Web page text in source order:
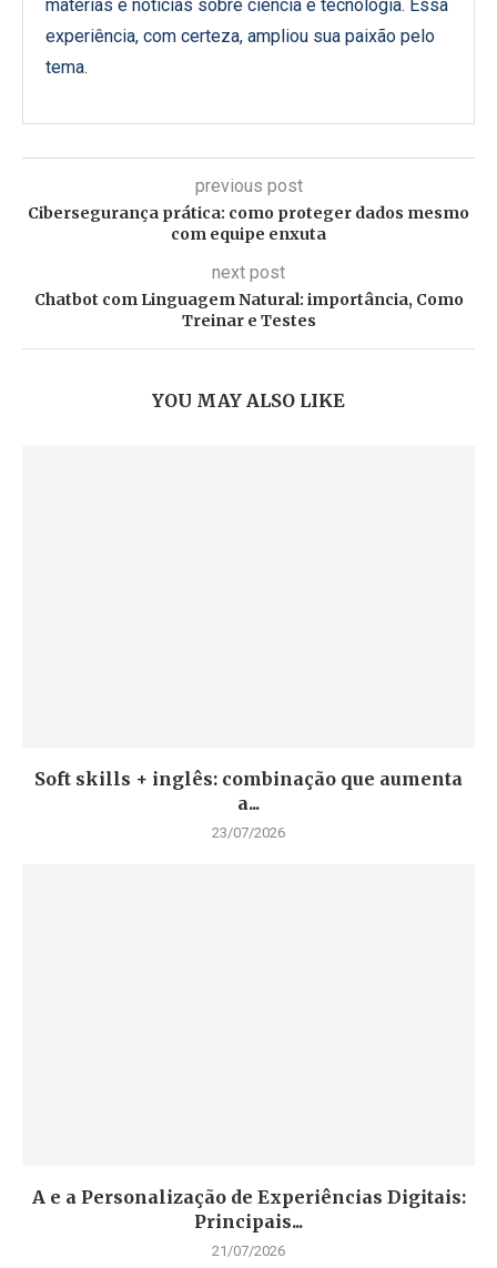
matérias e notícias sobre ciência e tecnologia. Essa
experiência, com certeza, ampliou sua paixão pelo
tema.
previous post
Cibersegurança prática: como proteger dados mesmo
com equipe enxuta
next post
Chatbot com Linguagem Natural: importância, Como
Treinar e Testes
YOU MAY ALSO LIKE
Soft skills + inglês: combinação que aumenta
a...
23/07/2026
A e a Personalização de Experiências Digitais:
Principais...
21/07/2026